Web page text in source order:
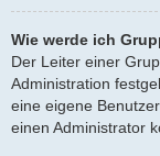
Wie werde ich
Der Leiter einer
Administration
eine eigene
einen Administrator